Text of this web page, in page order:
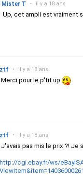
Mister T • il y a 18 ans
Up, cet ampli est vraiment
ztf • il y a 18 ans
Merci pour le p'tit up
ztf • il y a 18 ans
J'avais pas mis le prix ?! Je
http://cgi.ebay.fr/ws/